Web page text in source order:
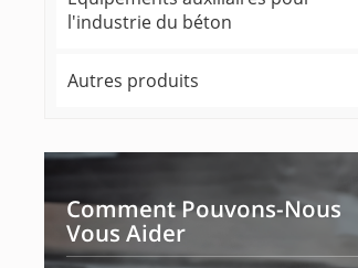
l'industrie du béton
Autres produits
Comment Pouvons-Nous
Vous Aider